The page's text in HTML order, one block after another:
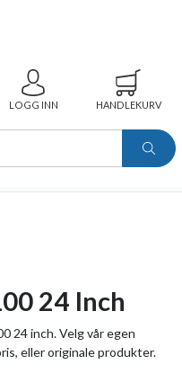
LOGG INN HANDLEKURV
24 Inch
24 inch. Velg vår egen
eller originale produkter.